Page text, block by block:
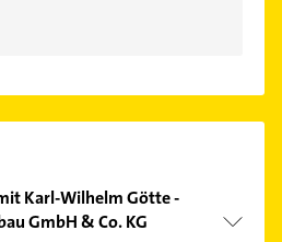
Karl-Wilhelm Götte -
GmbH & Co. KG